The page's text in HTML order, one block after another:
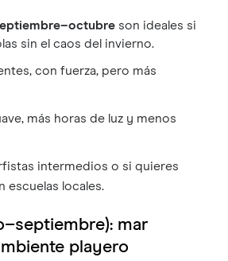
son ideales si
sin el caos del invierno.
con fuerza, pero más
más horas de luz y menos
intermedios o si quieres
escuelas locales.
mar
playero